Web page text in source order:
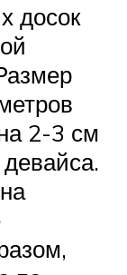
досок
2-3 см